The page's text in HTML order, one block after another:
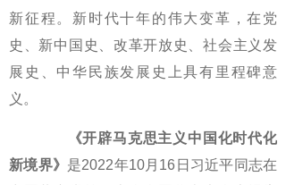
新征程。新时代十年的伟大变革，在党
史、新中国史、改革开放史、社会主义发
展史、中华民族发展史上具有里程碑意
义。
《开辟马克思主义中国化时代化
新境界》 是2022年10月16日习近平同志在